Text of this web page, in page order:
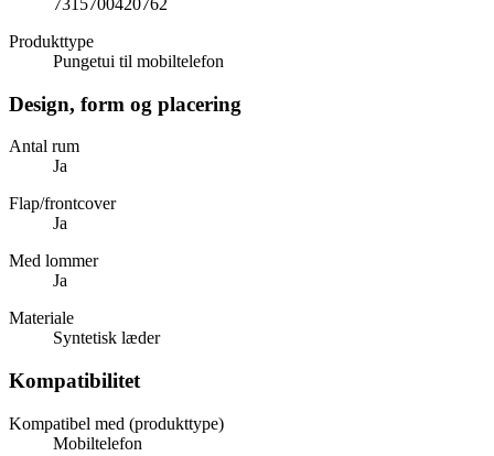
Produkttype
Pungetui til mobiltelefon
Design, form og placering
Antal rum
Ja
Flap/frontcover
Ja
Med lommer
Ja
Materiale
Syntetisk læder
Kompatibilitet
Kompatibel med (produkttype)
Mobiltelefon